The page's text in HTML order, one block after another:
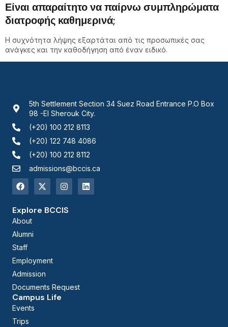
Είναι απαραίτητο να παίρνω συμπληρώματα
διατροφής καθημερινά;
Η συχνότητα λήψης εξαρτάται από τις προσωπικές σας
ανάγκες και την καθοδήγηση από έναν ειδικό.
5th Settlement Section 34 Suez Road Entrance P.O Box
98 -El Sherouk City.
(+20) 100 212 8113
(+20) 122 748 4086
(+20) 100 212 8112
admissions@bccis.ca
Explore BCCIS
About
Alumni
Staff
Employment
Admission
Documents Request
Campus Life
Events
Trips